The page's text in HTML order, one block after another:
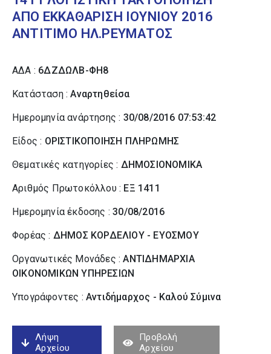
ΑΠΟ ΕΚΚΑΘΑΡΙΣΗ ΙΟΥΝΙΟΥ 2016
ΑΝΤΙΤΙΜΟ ΗΛ.ΡΕΥΜΑΤΟΣ
ΑΔΑ : 6ΔΖΔΩΛΒ-ΦΗ8
Κατάσταση :Αναρτηθείσα
Ημερομηνία ανάρτησης : 30/08/2016 07:53:42
Είδος : ΟΡΙΣΤΙΚΟΠΟΙΗΣΗ ΠΛΗΡΩΜΗΣ
Θεματικές κατηγορίες : ΔΗΜΟΣΙΟΝΟΜΙΚΑ
Αριθμός Πρωτοκόλλου : ΕΞ 1411
Ημερομηνία έκδοσης :30/08/2016
Φορέας : ΔΗΜΟΣ ΚΟΡΔΕΛΙΟΥ - ΕΥΟΣΜΟΥ
Οργανωτικές Μονάδες :ΑΝΤΙΔΗΜΑΡΧΙΑ
ΟΙΚΟΝΟΜΙΚΩΝ ΥΠΗΡΕΣΙΩΝ
Υπογράφοντες : Αντιδήμαρχος - Καλού Σύµινα
Λήψη
Αρχείου
Προβολή
Αρχείου